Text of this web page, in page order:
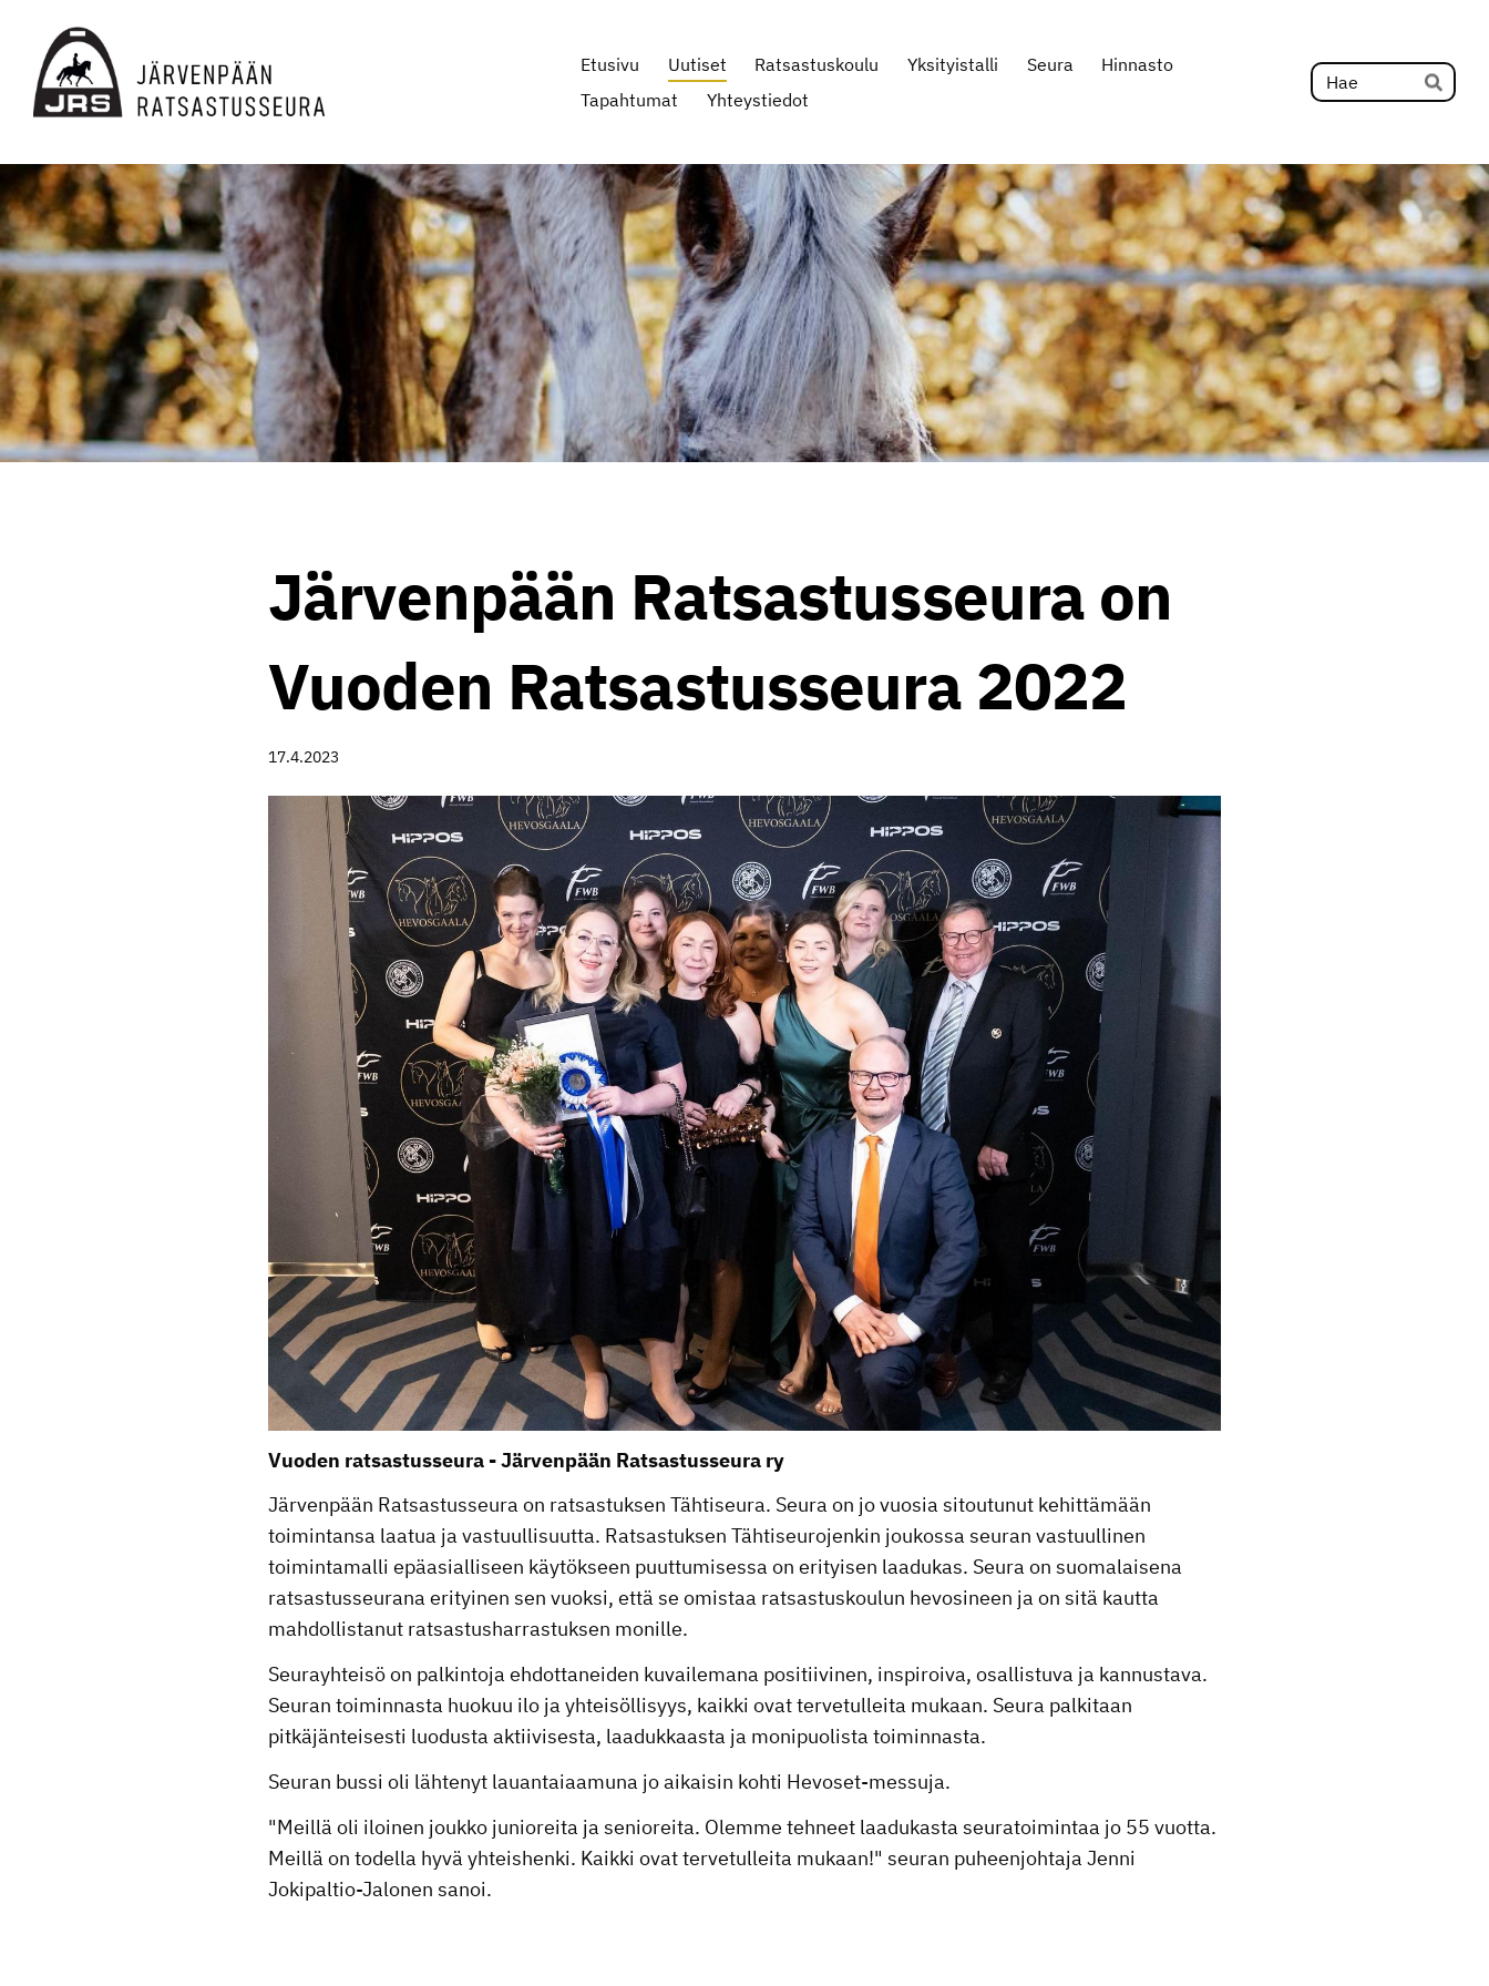
sivun
sisältöön
JRS ry
Etusivu Uutiset Ratsastuskoulu Yksityistalli Seura
Hinnasto
Tapahtumat
Yhteystiedot Hae
Järvenpään Ratsastusseura on
Vuoden Ratsastusseura 2022
17.4.2023
Vuoden ratsastusseura - Järvenpään Ratsastusseura ry
Järvenpään Ratsastusseura on ratsastuksen Tähtiseura. Seura on jo vuosia sitoutunut kehittämään
toimintansa laatua ja vastuullisuutta. Ratsastuksen Tähtiseurojenkin joukossa seuran vastuullinen
toimintamalli epäasialliseen käytökseen puuttumisessa on erityisen laadukas. Seura on suomalaisena
ratsastusseurana erityinen sen vuoksi, että se omistaa ratsastuskoulun hevosineen ja on sitä kautta
mahdollistanut ratsastusharrastuksen monille.
Seurayhteisö on palkintoja ehdottaneiden kuvailemana positiivinen, inspiroiva, osallistuva ja kannustava.
Seuran toiminnasta huokuu ilo ja yhteisöllisyys, kaikki ovat tervetulleita mukaan. Seura palkitaan
pitkäjänteisesti luodusta aktiivisesta, laadukkaasta ja monipuolista toiminnasta.
Seuran bussi oli lähtenyt lauantaiaamuna jo aikaisin kohti Hevoset-messuja.
"Meillä oli iloinen joukko junioreita ja senioreita. Olemme tehneet laadukasta seuratoimintaa jo 55 vuotta.
Meillä on todella hyvä yhteishenki. Kaikki ovat tervetulleita mukaan!" seuran puheenjohtaja Jenni
Jokipaltio-Jalonen sanoi.